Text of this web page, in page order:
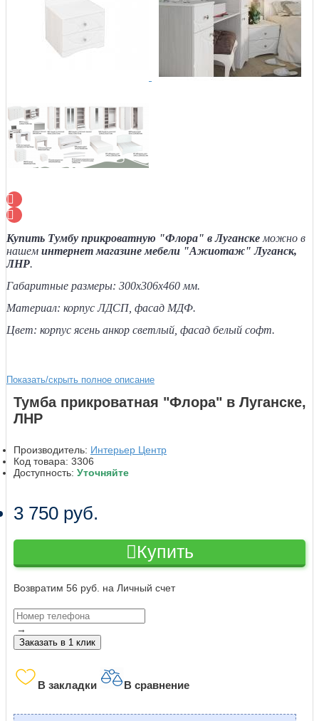
Купить Тумбу прикроватную "Флора" в Луганске можно в
нашем интернет магазине мебели "Ажиотаж" Луганск,
ЛНР.
Габаритные размеры: 300х306х460 мм.
Материал: корпус ЛДСП, фасад МДФ.
Цвет: корпус ясень анкор светлый, фасад белый софт.
Показать/скрыть полное описание
Тумба прикроватная "Флора" в Луганске,
ЛНР
Производитель: Интерьер Центр
Код товара: 3306
Доступность: Уточняйте
3 750 руб.
Купить
Возвратим 56 руб. на Личный счет
→
Заказать в 1 клик
В закладки В сравнение